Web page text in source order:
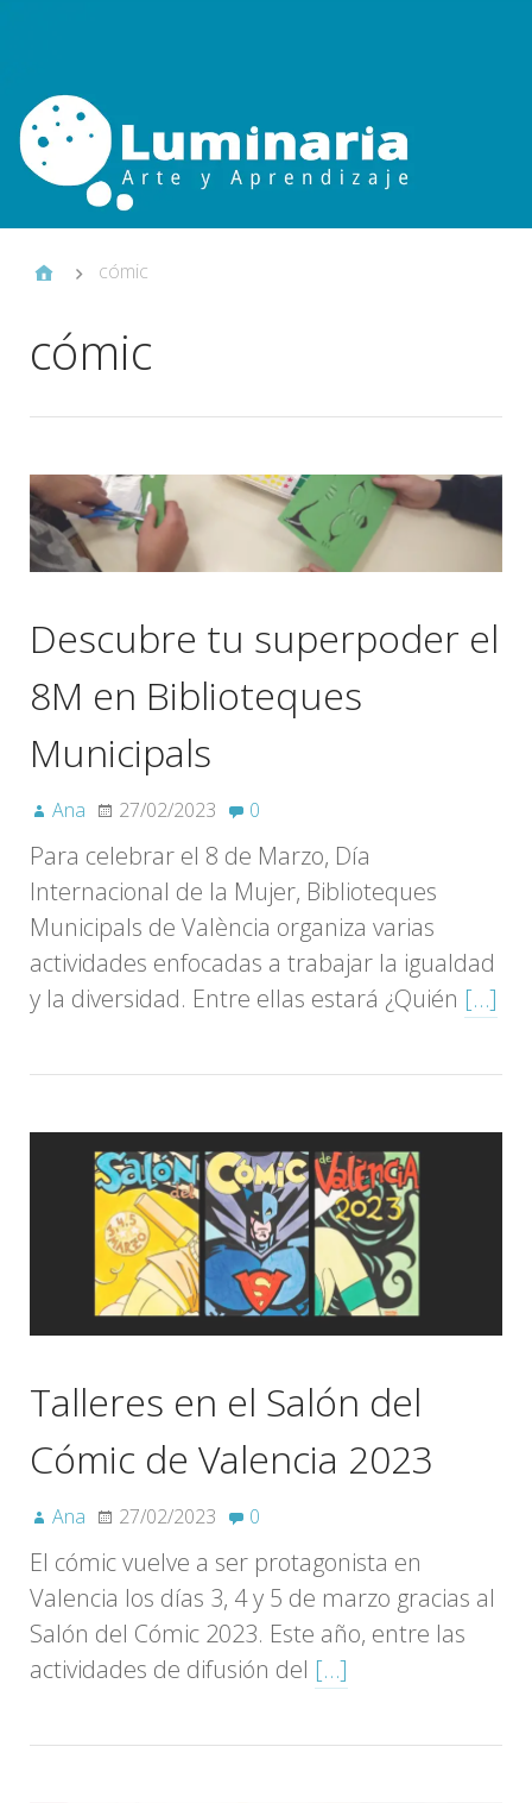
cómic
cómic
Descubre tu superpoder el
8M en Biblioteques
Municipals
Ana 27/02/2023 0
Para celebrar el 8 de Marzo, Día
Internacional de la Mujer, Biblioteques
Municipals de València organiza varias
actividades enfocadas a trabajar la igualdad
y la diversidad. Entre ellas estará ¿Quién […]
Talleres en el Salón del
Cómic de Valencia 2023
Ana 27/02/2023 0
El cómic vuelve a ser protagonista en
Valencia los días 3, 4 y 5 de marzo gracias al
Salón del Cómic 2023. Este año, entre las
actividades de difusión del […]